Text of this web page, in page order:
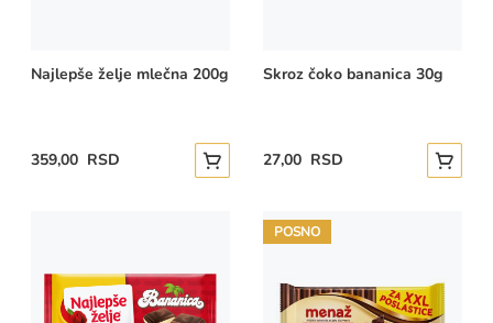
Najlepše želje mlečna 200g
359,00 RSD Dodajte u korpu
Skroz čoko bananica 30g
27,00 RSD
POSNO